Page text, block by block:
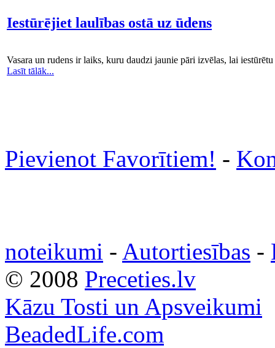
Iestūrējiet laulības ostā uz ūdens
Vasara un rudens ir laiks, kuru daudzi jaunie pāri izvēlas, lai
Lasīt tālāk...
Pievienot Favorītiem! -
noteikumi - Autortiesības -
© 2008 Preceties.lv
Kāzu Tosti un Apsveikumi
BeadedLife.com